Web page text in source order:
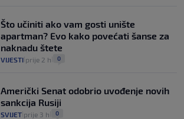
Što učiniti ako vam gosti unište
apartman? Evo kako povećati šanse za
naknadu štete
VIJESTI prije 2 h 0
Američki Senat odobrio uvođenje novih
sankcija Rusiji
SVIJET prije 3 h 0